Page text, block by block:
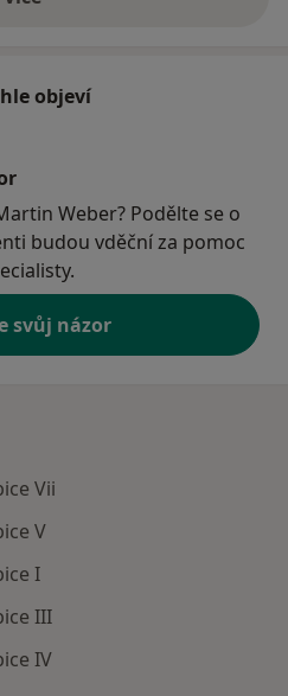
o adrese
objeví
Weber? Podělte se o
budou vděční za pomoc
svůj názor
Vii
V
I
III
IV